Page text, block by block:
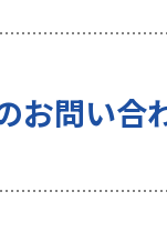
があると考えら
様から個人情報
トではGoogle
お問い合